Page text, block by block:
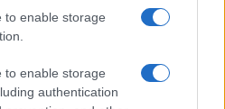
to enable storage
to enable storage
authentication